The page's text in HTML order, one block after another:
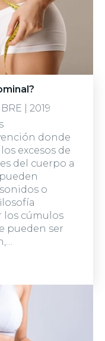
| 2019
donde
excesos de
del cuerpo a
o
los cúmulos
pueden ser